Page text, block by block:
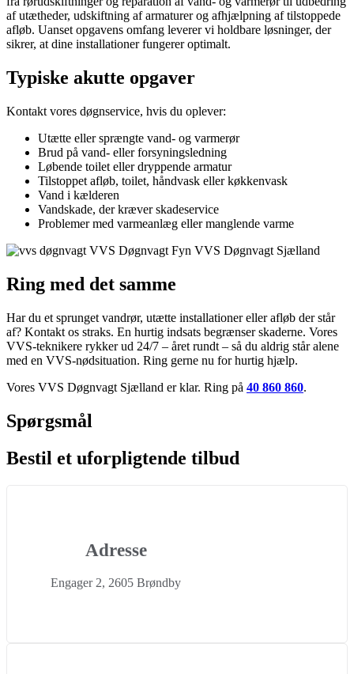
af utætheder, udskiftning af armaturer og afhjælpning af tilstoppede
afløb. Uanset opgavens omfang leverer vi holdbare løsninger, der
sikrer, at dine installationer fungerer optimalt.
Typiske akutte opgaver
Kontakt vores døgnservice, hvis du oplever:
Utætte eller sprængte vand- og varmerør
Brud på vand- eller forsyningsledning
Løbende toilet eller dryppende armatur
Tilstoppet afløb, toilet, håndvask eller køkkenvask
Vand i kælderen
Vandskade, der kræver skadeservice
Problemer med varmeanlæg eller manglende varme
Ring med det samme
Har du et sprunget vandrør, utætte installationer eller afløb der står
af? Kontakt os straks. En hurtig indsats begrænser skaderne. Vores
VVS-teknikere rykker ud 24/7 – året rundt – så du aldrig står alene
med en VVS-nødsituation. Ring gerne nu for hurtig hjælp.
Vores VVS Døgnvagt Sjælland er klar. Ring på 40 860 860.
Spørgsmål
Bestil et uforpligtende tilbud
Adresse
Engager 2, 2605 Brøndby